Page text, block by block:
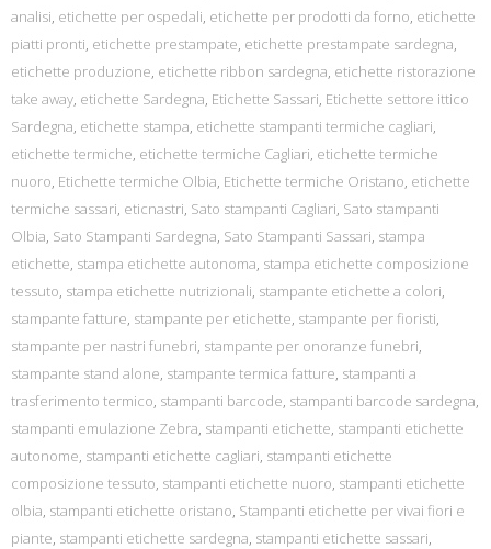
analisi, etichette per ospedali, etichette per prodotti da forno, etichette
piatti pronti, etichette prestampate, etichette prestampate sardegna,
etichette produzione, etichette ribbon sardegna, etichette ristorazione
take away, etichette Sardegna, Etichette Sassari, Etichette settore ittico
Sardegna, etichette stampa, etichette stampanti termiche cagliari,
etichette termiche, etichette termiche Cagliari, etichette termiche
nuoro, Etichette termiche Olbia, Etichette termiche Oristano, etichette
termiche sassari, eticnastri, Sato stampanti Cagliari, Sato stampanti
Olbia, Sato Stampanti Sardegna, Sato Stampanti Sassari, stampa
etichette, stampa etichette autonoma, stampa etichette composizione
tessuto, stampa etichette nutrizionali, stampante etichette a colori,
stampante fatture, stampante per etichette, stampante per fioristi,
stampante per nastri funebri, stampante per onoranze funebri,
stampante stand alone, stampante termica fatture, stampanti a
trasferimento termico, stampanti barcode, stampanti barcode sardegna,
stampanti emulazione Zebra, stampanti etichette, stampanti etichette
autonome, stampanti etichette cagliari, stampanti etichette
composizione tessuto, stampanti etichette nuoro, stampanti etichette
olbia, stampanti etichette oristano, Stampanti etichette per vivai fiori e
piante, stampanti etichette sardegna, stampanti etichette sassari,